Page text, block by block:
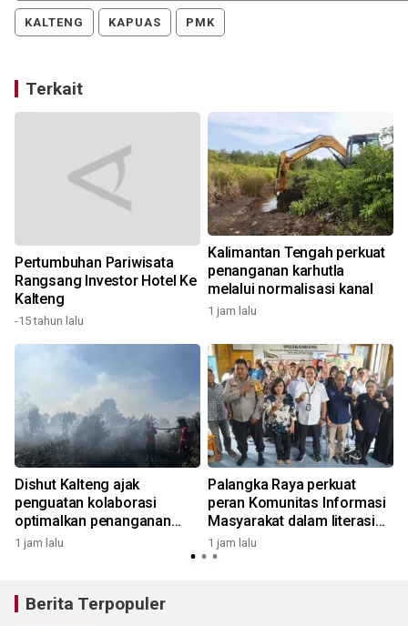
KALTENG KAPUAS PMK
Terkait
Pertumbuhan Pariwisata
Rangsang Investor Hotel Ke
Kalteng
-15 tahun lalu
Kalimantan Tengah perkuat
penanganan karhutla
melalui normalisasi kanal
1 jam lalu
Dishut Kalteng ajak
penguatan kolaborasi
optimalkan penanganan
karhutla
1 jam lalu
Palangka Raya perkuat
peran Komunitas Informasi
Masyarakat dalam literasi
digital
1 jam lalu
Berita Terpopuler